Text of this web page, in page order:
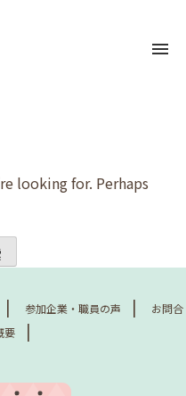
員の声
looking for. Perhaps
参加企業・職員の声
お問合
要